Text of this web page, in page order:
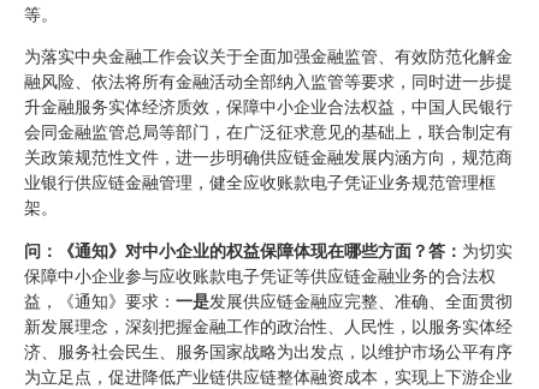
等。
为落实中央金融工作会议关于全面加强金融监管、有效防范化解金
融风险、依法将所有金融活动全部纳入监管等要求，同时进一步提
升金融服务实体经济质效，保障中小企业合法权益，中国人民银行
会同金融监管总局等部门，在广泛征求意见的基础上，联合制定有
关政策规范性文件，进一步明确供应链金融发展内涵方向，规范商
业银行供应链金融管理，健全应收账款电子凭证业务规范管理框
架。
问：《通知》对中小企业的权益保障体现在哪些方面？答： 为切实
保障中小企业参与应收账款电子凭证等供应链金融业务的合法权
益，《通知》要求： 一是发展供应链金融应完整、准确、全面贯彻
新发展理念，深刻把握金融工作的政治性、人民性，以服务实体经
济、服务社会民生、服务国家战略为出发点，以维护市场公平有序
为立足点，促进降低产业链供应链整体融资成本，实现上下游企业